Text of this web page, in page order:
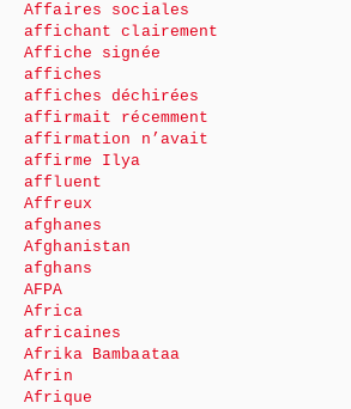
Affaires sociales
affichant clairement
Affiche signée
affiches
affiches déchirées
affirmait récemment
affirmation n’avait
affirme Ilya
affluent
Affreux
afghanes
Afghanistan
afghans
AFPA
Africa
africaines
Afrika Bambaataa
Afrin
Afrique